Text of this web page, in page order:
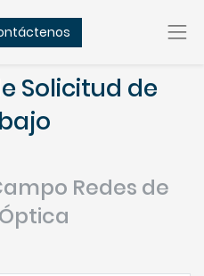
Solicitud de
Redes de